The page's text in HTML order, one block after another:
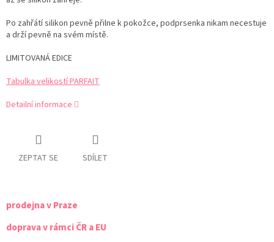
Po zahřátí silikon pevně přilne k pokožce, podprsenka nikam necestuje
a drží pevně na svém místě.
LIMITOVANÁ EDICE
Tabulka velikostí PARFAIT
Detailní informace
ZEPTAT SE SDÍLET
prodejna v Praze
doprava v rámci ČR a EU